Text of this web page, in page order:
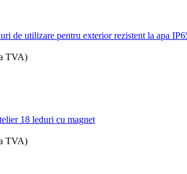
de utilizare pentru exterior rezistent la apa
TVA)
18 leduri cu magnet
TVA)